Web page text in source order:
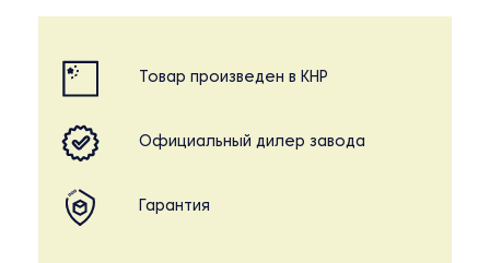
Товар произведен в КНР
Официальный дилер завода
Гарантия